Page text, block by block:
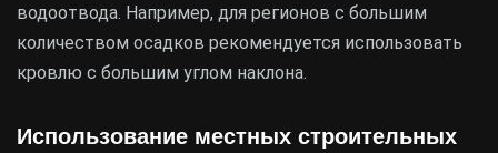
водоотвода. Например, для регионов с большим
количеством осадков рекомендуется использовать
кровлю с большим углом наклона.
Использование местных строительных